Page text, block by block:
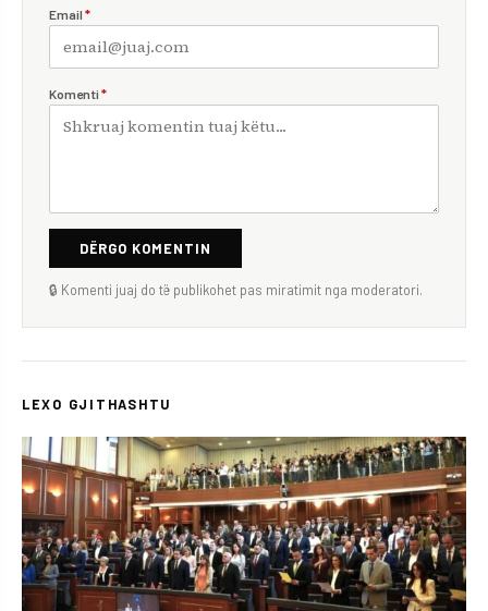
Email *
Komenti *
DËRGO KOMENTIN
🔒 Komenti juaj do të publikohet pas miratimit nga moderatori.
LEXO GJITHASHTU